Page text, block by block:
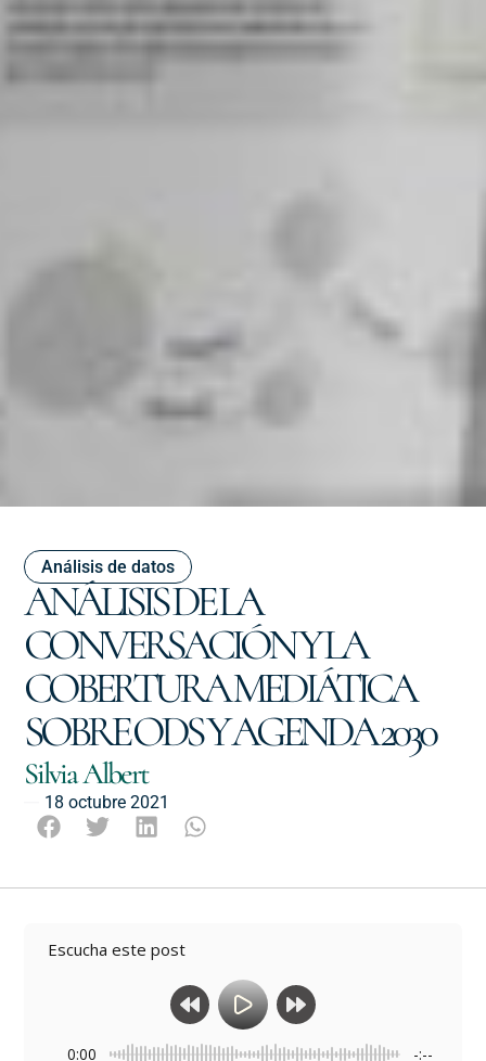
ANÁLISIS DE LA
CONVERSACIÓN Y LA
COBERTURA MEDIÁTICA
SOBRE ODS Y AGENDA 2030
Análisis de datos
Silvia Albert
18 octubre 2021
Escucha este post
0:00 -:--